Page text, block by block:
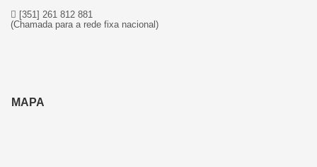
[351] 261 812 881
(Chamada para a rede fixa nacional)
MAPA